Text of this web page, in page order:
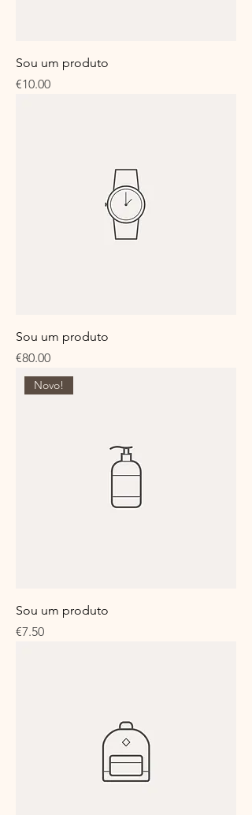
Sou um produto
Price
€10.00
Sou um produto
Price
€80.00
Novo!
Sou um produto
Price
€7.50